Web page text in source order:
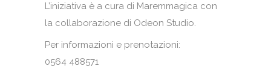
L’iniziativa è a cura di Maremmagica con
la collaborazione di Odeon Studio.
Per informazioni e prenotazioni:
0564 488571